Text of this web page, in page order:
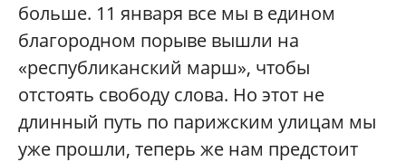
больше. 11 января все мы в едином
благородном порыве вышли на
«республиканский марш», чтобы
отстоять свободу слова. Но этот не
длинный путь по парижским улицам мы
уже прошли, теперь же нам предстоит